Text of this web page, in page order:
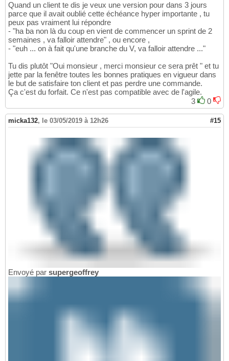
Quand un client te dis je veux une version pour dans 3 jours
parce que il avait oublié cette échéance hyper importante , tu
peux pas vraiment lui répondre
- "ha ba non là du coup en vient de commencer un sprint de 2
semaines , va falloir attendre" , ou encore ,
- "euh ... on à fait qu'une branche du V, va falloir attendre ..."
Tu dis plutôt "Oui monsieur , merci monsieur ce sera prêt " et tu
jette par la fenêtre toutes les bonnes pratiques en vigueur dans
le but de satisfaire ton client et pas perdre une commande.
Ça c'est du forfait. Ce n'est pas compatible avec de l'agile.
3
0
micka132, le 03/05/2019 à 12h26 #15
Envoyé par supergeoffrey